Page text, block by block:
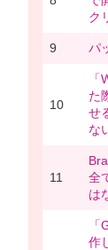
ク
9 パ
10
た
せ
な
11
全
は
作